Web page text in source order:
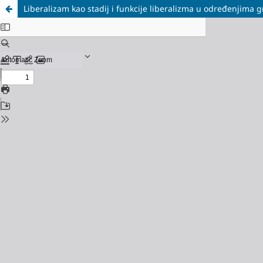
Liberalizam kao stadij i funkcije liberalizma u određenjima